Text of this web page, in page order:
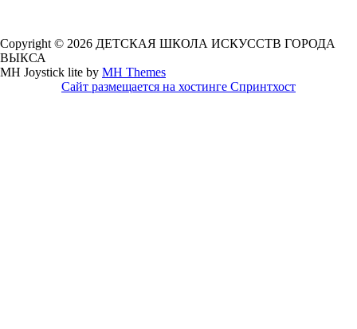
Copyright © 2026 ДЕТСКАЯ ШКОЛА ИСКУССТВ ГОРОДА
ВЫКСА
MH Joystick lite by MH Themes
Сайт размещается на хостинге Спринтхост